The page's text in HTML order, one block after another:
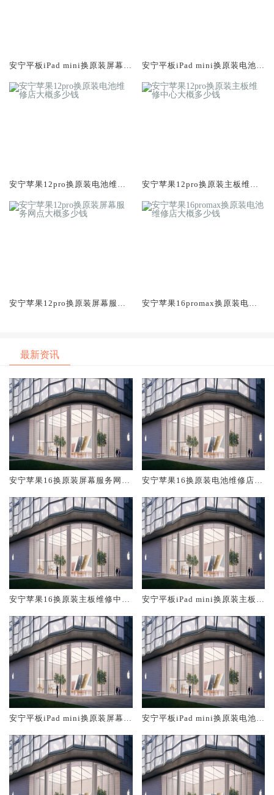
安宁平板iPad mini换原装屏幕服
安宁平板iPad mini换原装电池维
安宁苹果12pro换原装电池维修
安宁苹果12pro换原装主板维修
安宁苹果12pro换原装屏幕服务
安宁苹果16promax换原装电池
最新资讯
安宁苹果16换原装屏幕服务网点
安宁苹果16换原装电池维修店大
安宁苹果16换原装主板维修中心
安宁平板iPad mini换原装主板维
安宁平板iPad mini换原装屏幕服
安宁平板iPad mini换原装电池维